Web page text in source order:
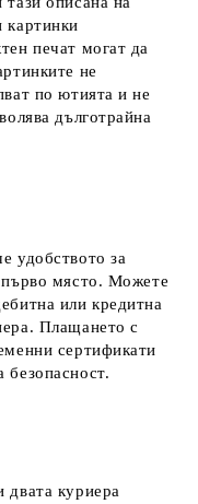
картинки
печат могат да
не
по ютията и не
дълготрайна
удобството за
първо място. Можете
или кредитна
Плащането с
сертификати
безопасност.
куриера